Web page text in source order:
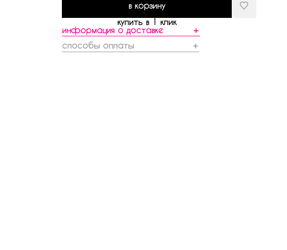
в корзину
купить в 1 клик
информация о доставке
＋
способы оплаты
＋